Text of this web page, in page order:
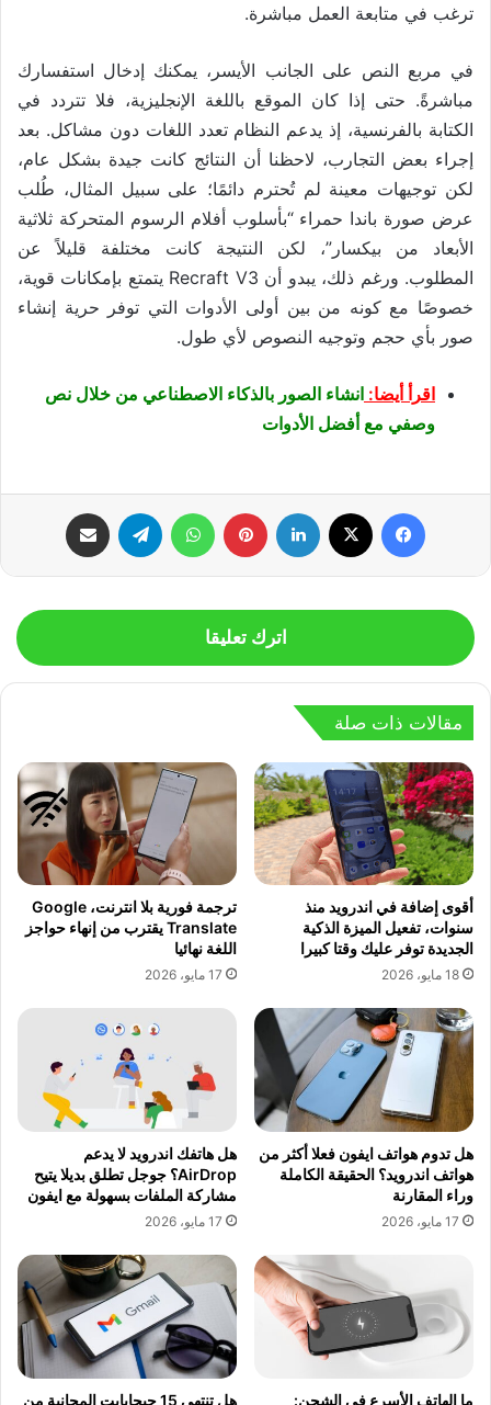
ترغب في متابعة العمل مباشرة.
في مربع النص على الجانب الأيسر، يمكنك إدخال استفسارك
مباشرةً. حتى إذا كان الموقع باللغة الإنجليزية، فلا تتردد في
الكتابة بالفرنسية، إذ يدعم النظام تعدد اللغات دون مشاكل. بعد
إجراء بعض التجارب، لاحظنا أن النتائج كانت جيدة بشكل عام،
لكن توجيهات معينة لم تُحترم دائمًا؛ على سبيل المثال، طُلب
عرض صورة باندا حمراء “بأسلوب أفلام الرسوم المتحركة ثلاثية
الأبعاد من بيكسار”، لكن النتيجة كانت مختلفة قليلاً عن
المطلوب. ورغم ذلك، يبدو أن Recraft V3 يتمتع بإمكانات قوية،
خصوصًا مع كونه من بين أولى الأدوات التي توفر حرية إنشاء
صور بأي حجم وتوجيه النصوص لأي طول.
اقرأ أيضا: انشاء الصور بالذكاء الاصطناعي من خلال نص
وصفي مع أفضل الأدوات
اترك تعليقا
مقالات ذات صلة
أقوى إضافة في اندرويد منذ
سنوات، تفعيل الميزة الذكية
الجديدة توفر عليك وقتا كبيرا
18 مايو، 2026
ترجمة فورية بلا انترنت، Google
Translate يقترب من إنهاء حواجز
اللغة نهائيا
17 مايو، 2026
هل تدوم هواتف ايفون فعلا أكثر من
هواتف اندرويد؟ الحقيقة الكاملة
وراء المقارنة
17 مايو، 2026
هل هاتفك اندرويد لا يدعم
AirDrop؟ جوجل تطلق بديلا يتيح
مشاركة الملفات بسهولة مع ايفون
17 مايو، 2026
ما الهاتف الأسرع في الشحن: هل تنتهي 15 جيجابايت المجانية من